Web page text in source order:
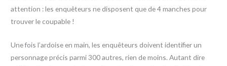
attention : les enquêteurs ne disposent que de 4 manches pour
trouver le coupable !
Une fois l’ardoise en main, les enquêteurs doivent identifier un
personnage précis parmi 300 autres, rien de moins. Autant dire